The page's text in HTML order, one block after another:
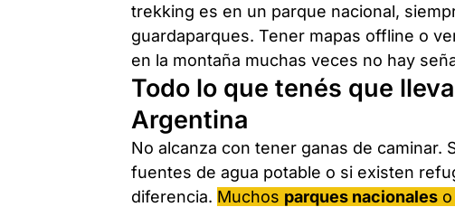
trekking es en un parque nacional,
guardaparques. Tener mapas offline o
en la montaña muchas veces no hay
Todo lo que tenés que
Argentina
No alcanza con tener ganas de caminar.
fuentes de agua potable o si existen
diferencia. Muchos parques nacionales